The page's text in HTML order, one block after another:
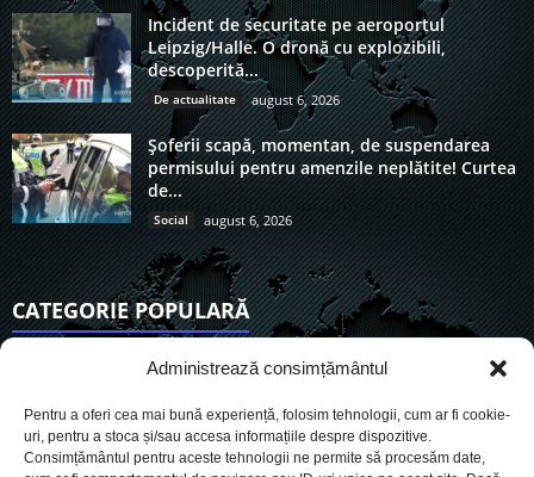
Administrează consimțământul
Pentru a oferi cea mai bună experiență, folosim tehnologii, cum ar fi cookie-
uri, pentru a stoca și/sau accesa informațiile despre dispozitive.
Consimțământul pentru aceste tehnologii ne permite să procesăm date,
Incident de securitate pe aeroportul
Leipzig/Halle. O dronă cu explozibili,
descoperită...
De actualitate august 6, 2026
Șoferii scapă, momentan, de suspendarea
permisului pentru amenzile neplătite! Curtea
de...
Social august 6, 2026
CATEGORIE POPULARĂ
6894
Social
Politic